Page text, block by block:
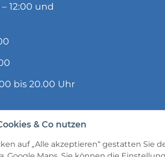
12:00 und
bis 20.00 Uhr
& Co nutzen
auf „Alle akzeptieren“ gestatten Sie